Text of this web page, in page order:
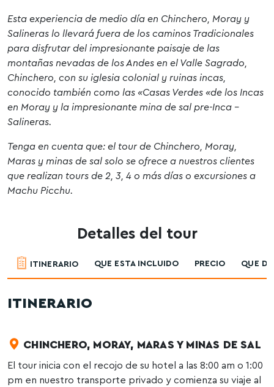
Esta experiencia de medio día en Chinchero, Moray y
Salineras lo llevará fuera de los caminos Tradicionales
para disfrutar del impresionante paisaje de las
montañas nevadas de los Andes en el Valle Sagrado,
Chinchero, con su iglesia colonial y ruinas incas,
conocido también como las «Casas Verdes «de los Incas
en Moray y la impresionante mina de sal pre-Inca –
Salineras.
Tenga en cuenta que: el tour de Chinchero, Moray,
Maras y minas de sal solo se ofrece a nuestros clientes
que realizan tours de 2, 3, 4 o más días o excursiones a
Machu Picchu.
Detalles del tour
ITINERARIO QUE ESTA INCLUIDO PRECIO QUE
ITINERARIO
CHINCHERO, MORAY, MARAS Y MINAS DE SAL
El tour inicia con el recojo de su hotel a las 8:00 am o 1:00
pm en nuestro transporte privado y comienza su viaje al